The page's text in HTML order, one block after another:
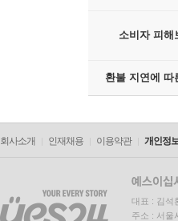
소비자 피해
환불 지연에 따
회사소개 인재채용 이용약관 개인정
대표 : 김석
주소 : 서울